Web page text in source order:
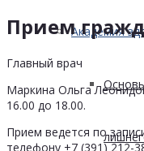
Академия
Прием
Главный врач
Маркина Ольга
16.00 до 18.00.
Прием ведется по
телефону +7 (391) 212-